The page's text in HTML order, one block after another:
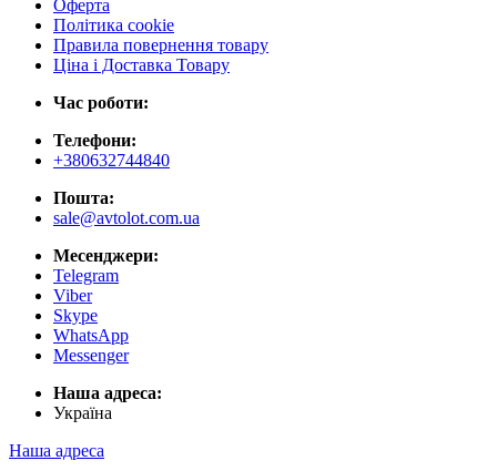
Оферта
Політика cookie
Правила повернення товару
Ціна і Доставка Товару
Час роботи:
Телефони:
+380632744840
Пошта:
sale@avtolot.com.ua
Месенджери:
Telegram
Viber
Skype
WhatsApp
Messenger
Наша адреса:
Українa
Наша адреса